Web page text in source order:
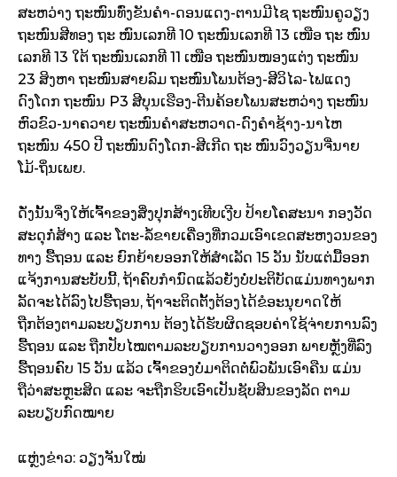
ສະຫວ່າງ ຖະໜົນທົ່ງຂັນຄໍາ-ດອນແດງ-ຕານມີໄຊ ຖະໜົນຄູວຽງ
ຖະໜົນສີທອງ ຖະ ໜົນເລກທີ 10 ຖະໜົນເລກທີ 13 ເໜືອ ຖະ ໜົນ
ເລກທີ 13 ໃຕ້ ຖະໜົນເລກທີ 11 ເໜືອ ຖະໜົນໜອງແຕ່ງ ຖະໜົນ
23 ສິງຫາ ຖະໜົນສາຍລົມ ຖະໜົນໂພນຕ້ອງ-ສີວິໄລ-ໄຟແດງ
ດົງໂດກ ຖະໜົນ P3 ສີບຸນເຮືອງ-ຕີນຄ້ອຍໂພນສະຫວ່າງ ຖະໜົນ
ຫົວຂົວ-ນາຄວາຍ ຖະໜົນຄໍາສະຫວາດ-ດົງຄໍາຊ້າງ-ນາໄຫ
ຖະໜົນ 450 ປີ ຖະໜົນດົງໂດກ-ສີເກີດ ຖະ ໜົນວົງວຽນຈີ່ນາຍ
ໂມ້-ຖິ່ນເພຍ.
ດັ່ງນັ້ນຈຶ່ງໃຫ້ເຈົ້າຂອງສິ່ງປຸກສ້າງເທີບເງີບ ປ້າຍໂຄສະນາ ກອງວັດ
ສະດຸກໍ່ສ້າງ ແລະ ໂຕະ-ລໍ້ຂາຍເຄື່ອງທີ່ກວມເອົາເຂດສະຫງວນຂອງ
ທາງ ຮື້ຖອນ ແລະ ຍົກຍ້າຍອອກໃຫ້ສໍາເລັດ 15 ວັນ ນັບແຕ່ມື້ອອກ
ແຈ້ງການສະບັບນີ້, ຖ້າຄົບກໍານົດແລ້ວຍັງບໍ່ປະຕິບັດແມ່ນທາງພາກ
ລັດຈະໄດ້ລົງໄປຮື້ຖອນ, ຖ້າຈະຕິດຕັ້ງຕ້ອງໄດ້ຂໍອະນຸຍາດໃຫ້
ຖືກຕ້ອງຕາມລະບຽບການ ຕ້ອງໄດ້ຮັບຜິດຊອບຄ່າໃຊ້ຈ່າຍການລົງ
ຮື້ຖອນ ແລະ ຖືກປັບໄໝຕາມລະບຽບການວາງອອກ ພາຍຫຼັງທີ່ລົງ
ຮື້ຖອນຄົບ 15 ວັນ ແລ້ວ ເຈົ້າຂອງບໍ່ມາຕິດຕໍ່ພົວພັນເອົາຄືນ ແມ່ນ
ຖືວ່າສະຫຼະສິດ ແລະ ຈະຖືກຮິບເອົາເປັນຊັບສິນຂອງລັດ ຕາມ
ລະບຽບກົດໝາຍ
ແຫຼ່ງຂ່າວ: ວຽງຈັນໃໝ່